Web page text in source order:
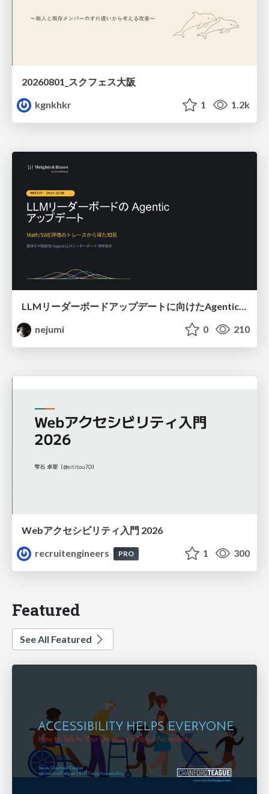
20260801_スクフェス大阪
kgnkhkr
1 1.2k
nejumi
0 210
Webアクセシビリティ入門 2026
recruitengineers
PRO 1 300
Featured
See All Featured